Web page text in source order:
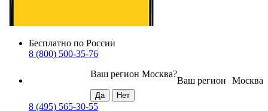
Бесплатно по России
8 (800) 500-35-76
Москва
Ваш регион
Ваш регион Москва?
8 (495) 565-30-55